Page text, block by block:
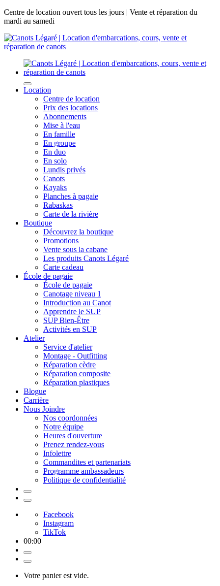
Centre de location ouvert tous les jours | Vente et réparation du
mardi au samedi
Location
Centre de location
Prix des locations
Abonnements
Mise à l'eau
En famille
En groupe
En duo
En solo
Lundis privés
Canots
Kayaks
Planches à pagaie
Rabaskas
Carte de la rivière
Boutique
Découvrez la boutique
Promotions
Vente sous la cabane
Les produits Canots Légaré
Carte cadeau
École de pagaie
École de pagaie
Canotage niveau 1
Introduction au Canot
Apprendre le SUP
SUP Bien-Être
Activités en SUP
Atelier
Service d'atelier
Montage - Outfitting
Réparation cèdre
Réparation composite
Réparation plastiques
Blogue
Carrière
Nous Joindre
Nos coordonnées
Notre équipe
Heures d'ouverture
Prenez rendez-vous
Infolettre
Commandites et partenariats
Programme ambassadeurs
Politique de confidentialité
Facebook
Instagram
TikTok
00:00
Votre panier est vide.